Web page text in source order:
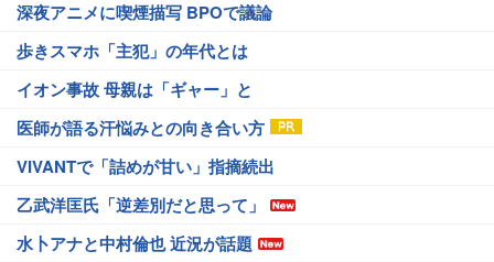
深夜アニメに喫煙描写 BPOで議論
歩きスマホ「主犯」の年代とは
イオン事故 母親は「ギャー」と
医師が語る汗悩みとの向き合い方
VIVANTで「詰めが甘い」指摘続出
乙武洋匡氏「逆差別だと思って」
水卜アナと中村倫也 近況が話題